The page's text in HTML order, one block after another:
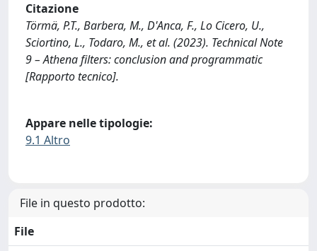
Citazione
Törmä, P.T., Barbera, M., D'Anca, F., Lo Cicero, U.,
Sciortino, L., Todaro, M., et al. (2023). Technical Note
9 – Athena filters: conclusion and programmatic
[Rapporto tecnico].
Appare nelle tipologie:
9.1 Altro
File in questo prodotto:
File